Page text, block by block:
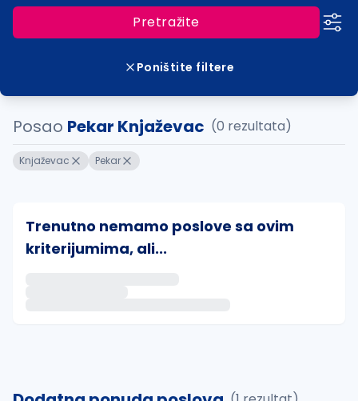
Pretražite
Poništite filtere
Posao Pekar Knjaževac (0 rezultata)
Knjaževac Pekar
Trenutno nemamo poslove sa ovim
kriterijumima, ali...